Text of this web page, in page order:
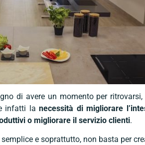
di avere un momento per
infatti la necessità di migliorare
o migliorare il servizio clienti.
e soprattutto, non basta per